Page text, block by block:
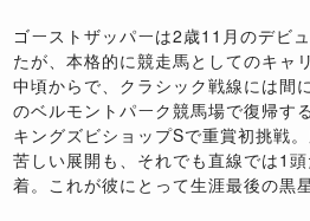
ゴーストザッパーは2歳11月のデビ
たが、本格的に競走馬としてのキャ
中頃からで、クラシック戦線には間
のベルモントパーク競馬場で復帰す
キングズビショップSで重賞初挑戦
苦しい展開も、それでも直線では1
着。これが彼にとって生涯最後の黒